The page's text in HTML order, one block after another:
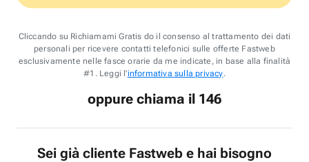
Cliccando su Richiamami Gratis do il consenso al trattamento dei dati
personali per ricevere contatti telefonici sulle offerte Fastweb
esclusivamente nelle fasce orarie da me indicate, in base alla finalità
#1. Leggi l'informativa sulla privacy.
oppure chiama il 146
Sei già cliente Fastweb e hai bisogno